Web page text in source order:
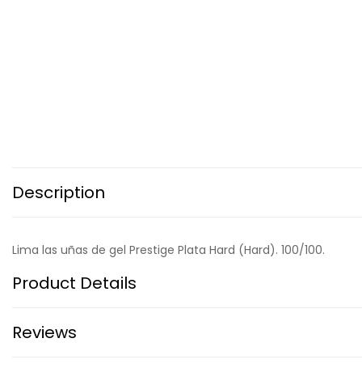
Description
Lima las uñas de gel Prestige Plata Hard (Hard). 100/100.
Product Details
Reviews